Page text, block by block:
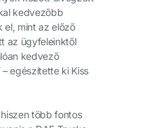
kedvezőbb
mint az előző
az ügyfeleinktől
kedvező
egészítette ki Kiss
több fontos